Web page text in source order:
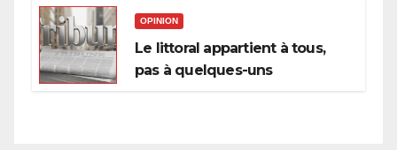
OPINION
Le littoral appartient à tous,
pas à quelques-uns